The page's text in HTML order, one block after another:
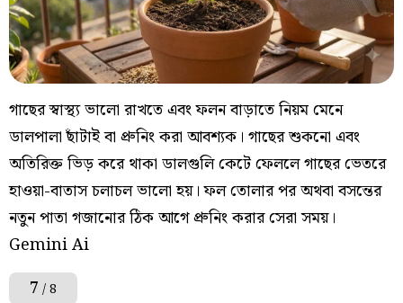
গাছের স্বাস্থ্য ভালো রাখতে এবং ফলন বাড়াতে নিয়ম মেনে
ডালপালা ছাঁটাই বা প্রুনিং করা আবশ্যক। গাছের শুকনো এবং
অতিরিক্ত ভিড় করে থাকা ডালগুলি কেটে ফেললে গাছের ভেতরে
হাওয়া-বাতাস চলাচল ভালো হয়। ফল তোলার পর অথবা বসন্তের
নতুন পাতা গজানোর ঠিক আগে প্রুনিং করার সেরা সময়।
Gemini Ai
7 / 8